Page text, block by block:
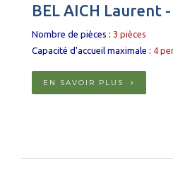
BEL AICH Laurent
Nombre de pièces : 3 pièces
Capacité d'accueil maximale : 4
EN SAVOIR PLUS